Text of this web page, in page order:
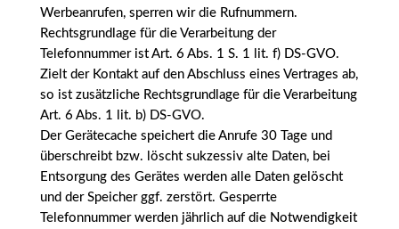
Werbeanrufen, sperren wir die Rufnummern.
Rechtsgrundlage für die Verarbeitung der
Telefonnummer ist Art. 6 Abs. 1 S. 1 lit. f) DS-GVO.
Zielt der Kontakt auf den Abschluss eines Vertrages ab,
so ist zusätzliche Rechtsgrundlage für die Verarbeitung
Art. 6 Abs. 1 lit. b) DS-GVO.
Der Gerätecache speichert die Anrufe 30 Tage und
überschreibt bzw. löscht sukzessiv alte Daten, bei
Entsorgung des Gerätes werden alle Daten gelöscht
und der Speicher ggf. zerstört. Gesperrte
Telefonnummer werden jährlich auf die Notwendigkeit